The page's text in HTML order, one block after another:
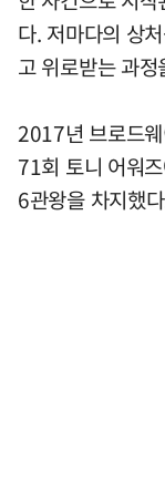
다. 저마다의 상
고 위로받는 과정
2017년 브로드
71회 토니 어워
6관왕을 차지했